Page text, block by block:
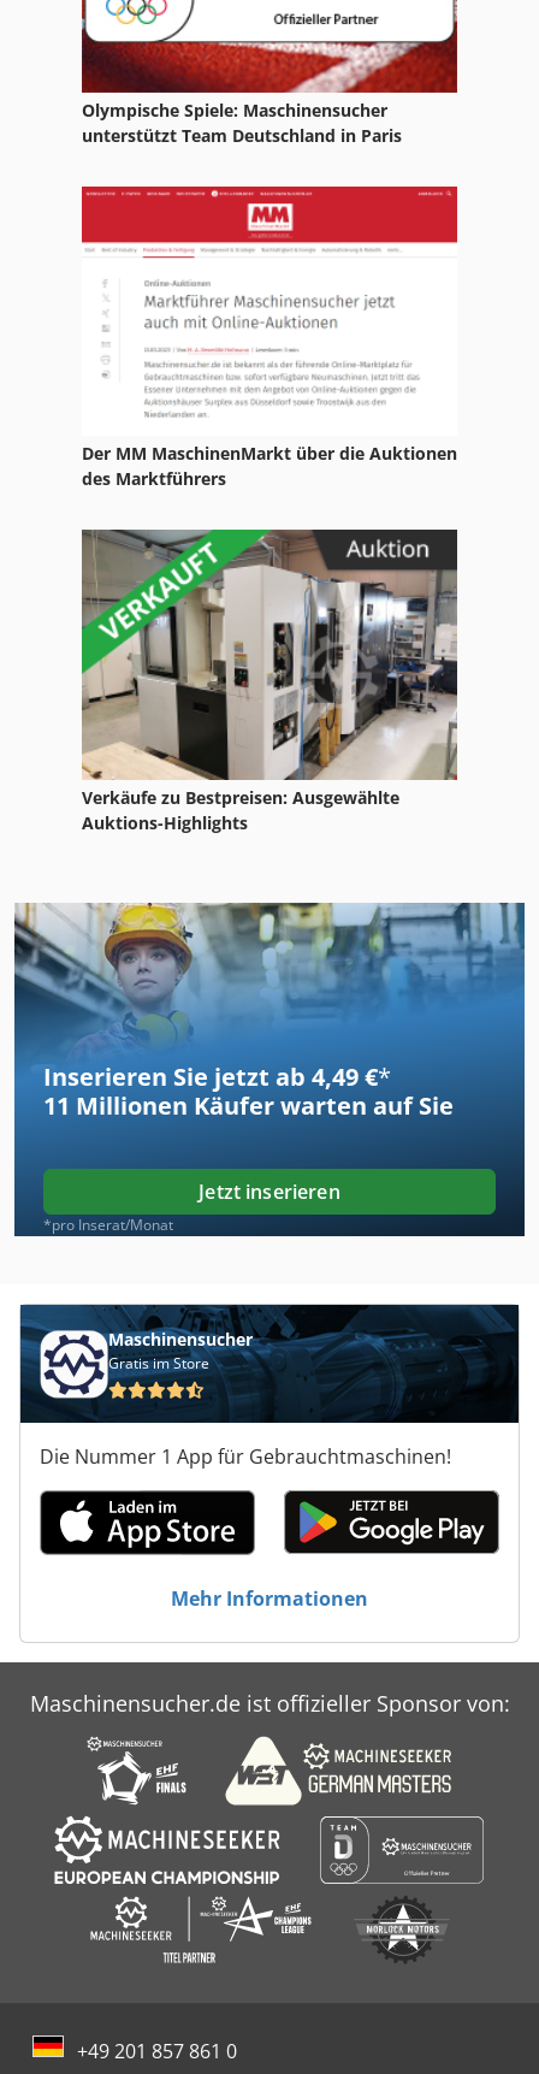
Olympische Spiele: Maschinensucher
unterstützt Team Deutschland in Paris
Der MM MaschinenMarkt über die Auktionen
des Marktführers
Verkäufe zu Bestpreisen: Ausgewählte
Auktions-Highlights
Inserieren Sie jetzt ab 4,49 €*
11 Millionen Käufer warten auf Sie
Jetzt inserieren
*pro Inserat/Monat
Maschinensucher
Gratis im Store
Die Nummer 1 App für Gebrauchtmaschinen!
Mehr Informationen
Maschinensucher.de ist offizieller Sponsor von:
+49 201 857 861 0